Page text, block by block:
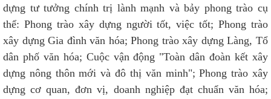
dựng tư tưởng chính trị lành mạnh và bảy phong trào cụ
thể: Phong trào xây dựng người tốt, việc tốt; Phong trào
xây dựng Gia đình văn hóa; Phong trào xây dựng Làng, Tổ
dân phố văn hóa; Cuộc vận động "Toàn dân đoàn kết xây
dựng nông thôn mới và đô thị văn minh"; Phong trào xây
dựng cơ quan, đơn vị, doanh nghiệp đạt chuẩn văn hóa;